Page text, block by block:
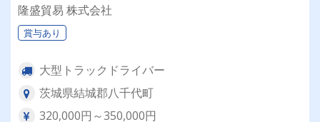
隆盛貿易 株式会社
賞与あり
大型トラックドライバー
茨城県結城郡八千代町
320,000円～350,000円